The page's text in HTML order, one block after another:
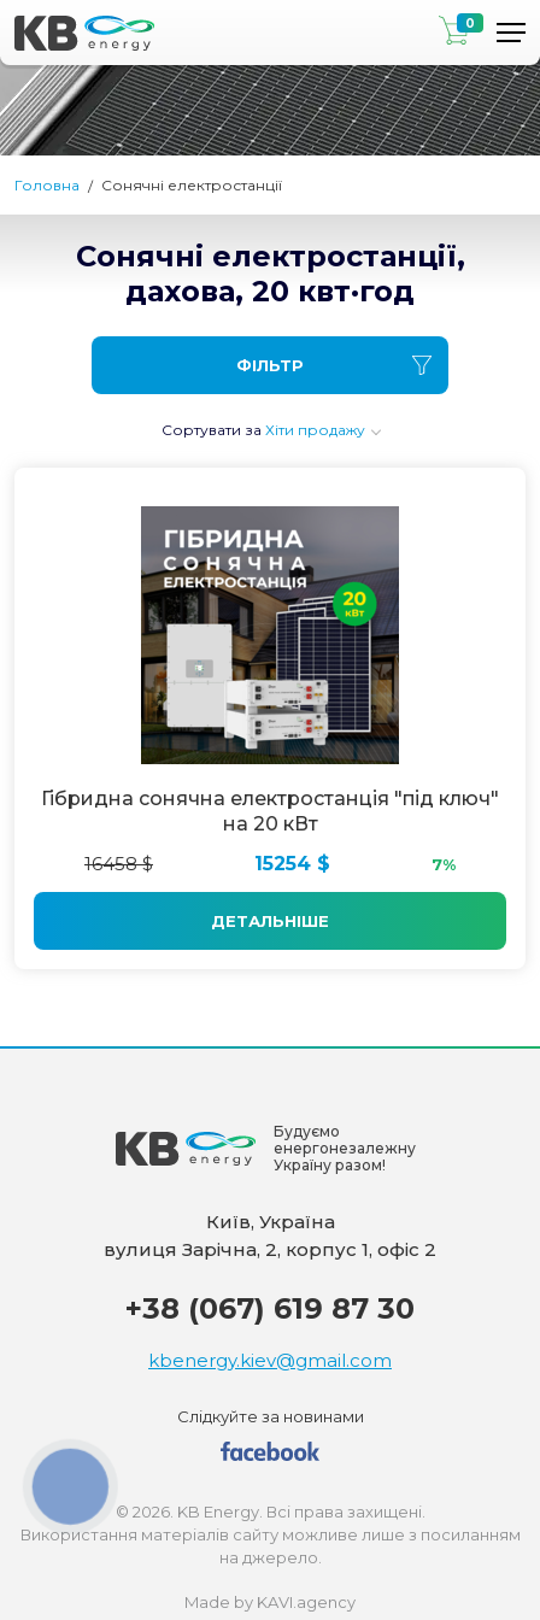
0
Головна Сонячні електростанції
Сонячні електростанції,
дахова, 20 квт·год
ФІЛЬТР
Сортувати за Хіти продажу
Гібридна сонячна електростанція "під ключ"
на 20 кВт
16458 $
15254 $ 7%
ДЕТАЛЬНІШЕ
Будуємо
енергонезалежну
Україну разом!
Київ, Україна
вулиця Зарічна, 2, корпус 1, офіс 2
+38 (067) 619 87 30
kbenergy.kiev@gmail.com
Слідкуйте за новинами
© 2026. KB Energy. Всі права захищені.
Використання матеріалів сайту можливе лише з посиланням
на джерело.
Made by KAVI.agency